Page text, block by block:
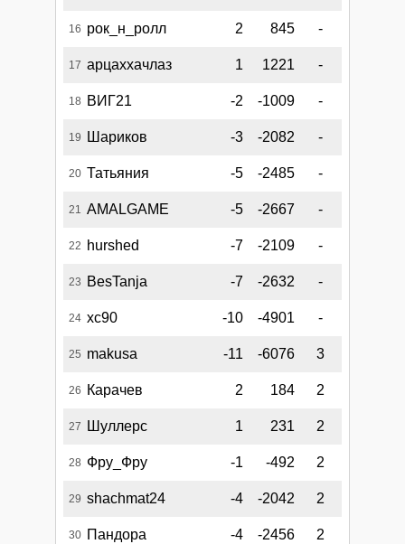
16 рок_н_ролл 2 845 -
17 арцаххачлаз 1 1221 -
18 ВИГ21 -2 -1009 -
19 Шариков -3 -2082 -
20 Татьяния -5 -2485 -
21 AMALGAME -5 -2667 -
22 hurshed -7 -2109 -
23 BesTanja -7 -2632 -
24 xc90 -10 -4901 -
25 makusa -11 -6076 3
26 Карачев 2 184 2
27 Шуллерс 1 231 2
28 Фру_Фру -1 -492 2
29 shachmat24 -4 -2042 2
30 Пандора -4 -2456 2